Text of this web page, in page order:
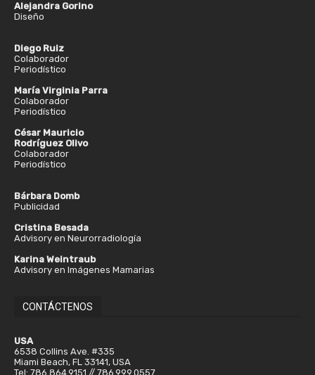
Alejandra Gorino
Diseño
Diego Ruiz
Colaborador
Periodístico
María Virginia Parra
Colaborador
Periodístico
César Mauricio
Rodríguez Olivo
Colaborador
Periodístico
Bárbara Domb
Publicidad
Cristina Besada
Advisory en Neurorradiología
Karina Weintraub
Advisory en Imágenes Mamarias
CONTÁCTENOS
USA
6538 Collins Ave. #335
Miami Beach, FL 33141, USA
Tel: 786.864.9151 // 786.999.0557